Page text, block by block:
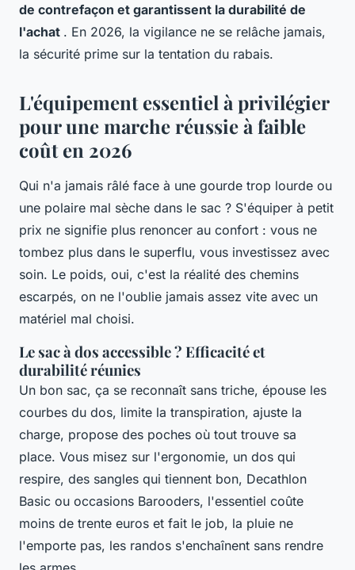
de contrefaçon et garantissent la durabilité de
l'achat . En 2026, la vigilance ne se relâche jamais,
la sécurité prime sur la tentation du rabais.
L'équipement essentiel à privilégier
pour une marche réussie à faible
coût en 2026
Qui n'a jamais râlé face à une gourde trop lourde ou
une polaire mal sèche dans le sac ? S'équiper à petit
prix ne signifie plus renoncer au confort : vous ne
tombez plus dans le superflu, vous investissez avec
soin. Le poids, oui, c'est la réalité des chemins
escarpés, on ne l'oublie jamais assez vite avec un
matériel mal choisi.
Le sac à dos accessible ? Efficacité et
durabilité réunies
Un bon sac, ça se reconnaît sans triche, épouse les
courbes du dos, limite la transpiration, ajuste la
charge, propose des poches où tout trouve sa
place. Vous misez sur l'ergonomie, un dos qui
respire, des sangles qui tiennent bon, Decathlon
Basic ou occasions Barooders, l'essentiel coûte
moins de trente euros et fait le job, la pluie ne
l'emporte pas, les randos s'enchaînent sans rendre